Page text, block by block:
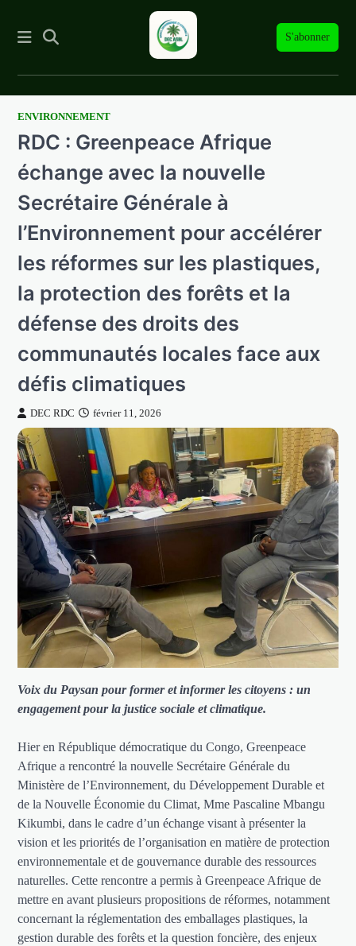
S'abonner
SkipENVIRONNEMENT
RDC : Greenpeace Afrique
échange avec la nouvelle
Secrétaire Générale à
l’Environnement pour accélérer
les réformes sur les plastiques,
la protection des forêts et la
défense des droits des
communautés locales face aux
défis climatiques
DEC RDC février 11, 2026
Voix du Paysan pour former et informer les citoyens : un
engagement pour la justice sociale et climatique.
Hier en République démocratique du Congo, Greenpeace
Afrique a rencontré la nouvelle Secrétaire Générale du
Ministère de l’Environnement, du Développement Durable et
de la Nouvelle Économie du Climat, Mme Pascaline Mbangu
Kikumbi, dans le cadre d’un échange visant à présenter la
vision et les priorités de l’organisation en matière de protection
environnementale et de gouvernance durable des ressources
naturelles. Cette rencontre a permis à Greenpeace Afrique de
mettre en avant plusieurs propositions de réformes, notamment
concernant la réglementation des emballages plastiques, la
gestion durable des forêts et la question foncière, des enjeux